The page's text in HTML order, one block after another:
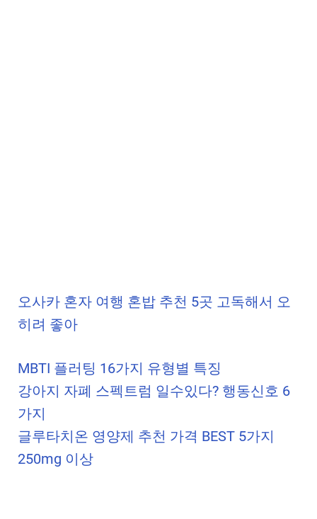
오사카 혼자 여행 혼밥 추천 5곳 고독해서 오
히려 좋아
MBTI 플러팅 16가지 유형별 특징
강아지 자폐 스펙트럼 일수있다? 행동신호 6
가지
글루타치온 영양제 추천 가격 BEST 5가지
250mg 이상